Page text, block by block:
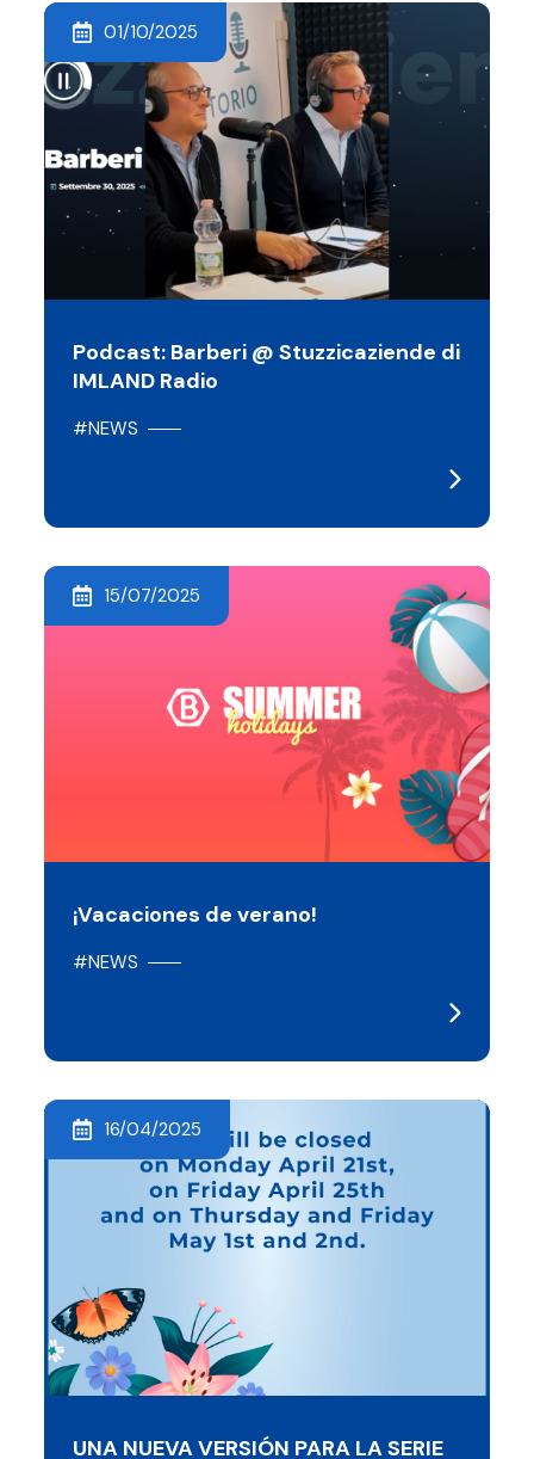
01/10/2025
Podcast: Barberi @ Stuzzicaziende di
IMLAND Radio
#NEWS
15/07/2025
¡Vacaciones de verano!
#NEWS
16/04/2025
UNA NUEVA VERSIÓN PARA LA SERIE